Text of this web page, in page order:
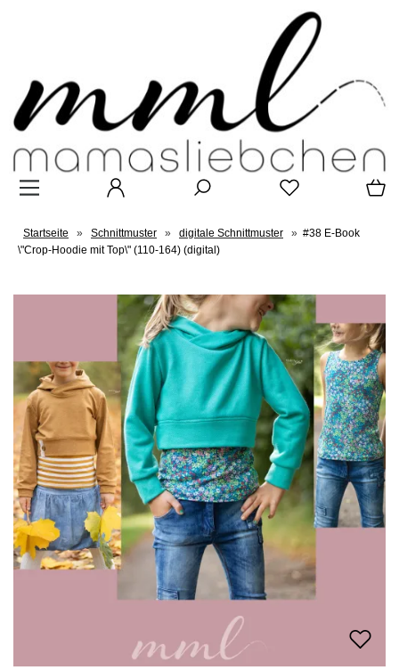
Startseite » Schnittmuster » digitale Schnittmuster » #38 E-Book
\"Crop-Hoodie mit Top\" (110-164) (digital)